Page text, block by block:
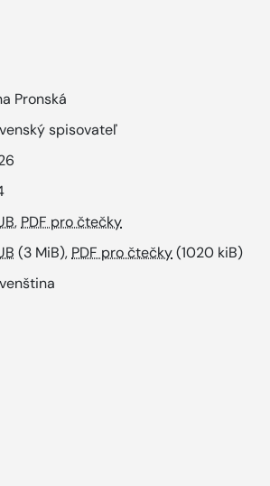
Pronská
spisovateľ
, PDF pro čtečky
(3 MiB), PDF pro čtečky(1020 kiB)